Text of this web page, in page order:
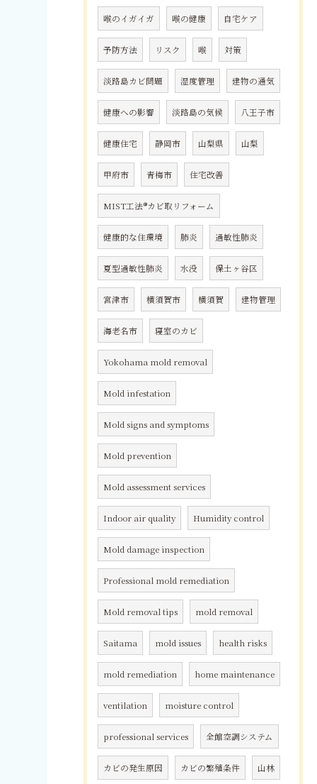
喉のイガイガ 喉の健康 自宅ケア
予防方法 リスク 喉 対策
淡路島カビ問題 湿度管理 建物の通気
健康への影響 淡路島の気候 八王子市
健康住宅 静岡市 山梨県 山梨
甲府市 青梅市 住宅改善
MIST工法®カビ取リフォーム
健康的な住環境 肺炎 過敏性肺炎
夏型過敏性肺炎 水没 保土ヶ谷区
宮津市 横須賀市 横須賀 建物管理
海老名市 寝室のカビ
Yokohama mold removal
Mold infestation
Mold signs and symptoms
Mold prevention
Mold assessment services
Indoor air quality Humidity control
Mold damage inspection
Professional mold remediation
Mold removal tips mold removal
Saitama mold issues health risks
mold remediation home maintenance
ventilation moisture control
professional services 全館空調システム
カビの発生原因 カビの繁殖条件 山林